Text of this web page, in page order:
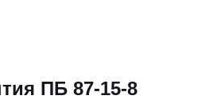
ПБ 87-15-8